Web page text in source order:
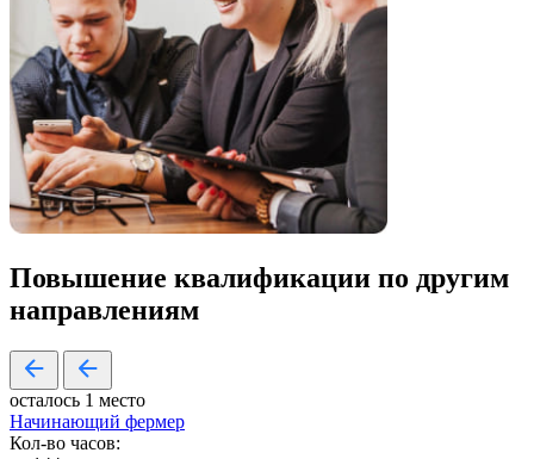
Повышение квалификации по другим
направлениям
осталось 1 место
Начинающий фермер
Кол-во часов: